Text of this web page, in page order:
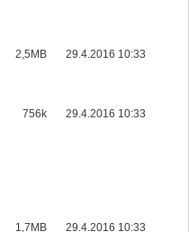
2,5MB 29.4.2016 10:33
756k 29.4.2016 10:33
1,7MB 29.4.2016 10:33